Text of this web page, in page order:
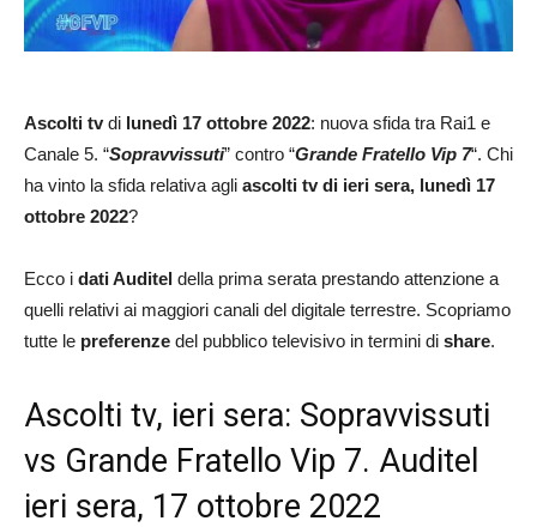
Ascolti tvdi lunedì 17 ottobre 2022: nuova sfida tra Rai1 e
Canale 5. “Sopravvissuti” contro “Grande Fratello Vip 7“. Chi
ha vinto la sfida relativa agli ascolti tv di ieri sera, lunedì 17
ottobre 2022?
Ecco i dati Auditel della prima serata prestando attenzione a
quelli relativi ai maggiori canali del digitale terrestre. Scopriamo
tutte le preferenze del pubblico televisivo in termini di share.
Ascolti tv, ieri sera: Sopravvissuti
vs Grande Fratello Vip 7. Auditel
ieri sera, 17 ottobre 2022